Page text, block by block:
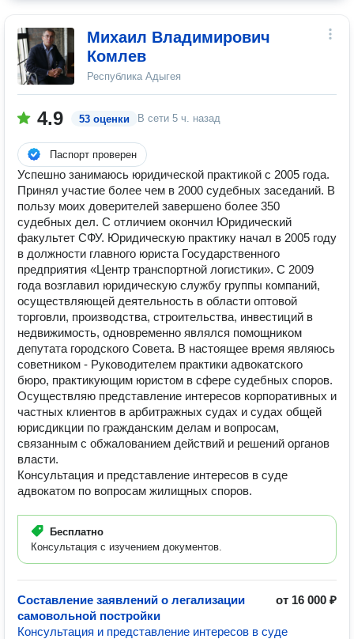
Михаил Владимирович
Комлев
Республика Адыгея
4.9 53 оценки В сети 5 ч. назад
Паспорт проверен
Успешно занимаюсь юридической практикой с 2005 года.
Принял участие более чем в 2000 судебных заседаний. В
пользу моих доверителей завершено более 350
судебных дел. С отличием окончил Юридический
факультет СФУ. Юридическую практику начал в 2005 году
в должности главного юриста Государственного
предприятия «Центр транспортной логистики». С 2009
года возглавил юридическую службу группы компаний,
осуществляющей деятельность в области оптовой
торговли, производства, строительства, инвестиций в
недвижимость, одновременно являлся помощником
депутата городского Совета. В настоящее время являюсь
советником - Руководителем практики адвокатского
бюро, практикующим юристом в сфере судебных споров.
Осуществляю представление интересов корпоративных и
частных клиентов в арбитражных судах и судах общей
юрисдикции по гражданским делам и вопросам,
связанным с обжалованием действий и решений органов
власти.
Консультация и представление интересов в суде
адвокатом по вопросам жилищных споров.
Бесплатно
Консультация с изучением документов.
Составление заявлений о легализации
самовольной постройки
от 16 000 ₽
Консультация и представление интересов в суде